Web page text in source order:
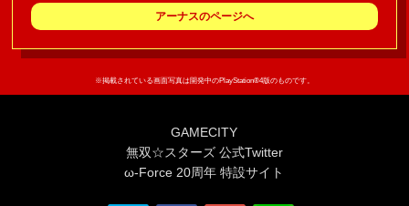
アーナスのページへ
※掲載されている画面写真は開発中のPlayStation®4版のものです。
GAMECITY
無双☆スターズ 公式Twitter
ω-Force 20周年 特設サイト